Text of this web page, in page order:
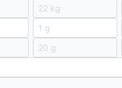
22 kg
1 g
20 g